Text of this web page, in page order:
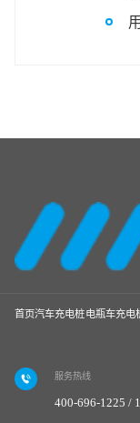
首页汽车充电桩电瓶车充电
服务热线
400-696-1225 /